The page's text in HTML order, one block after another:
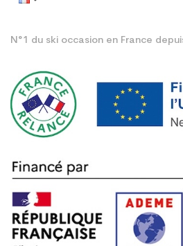
N°1 du ski occasion en France